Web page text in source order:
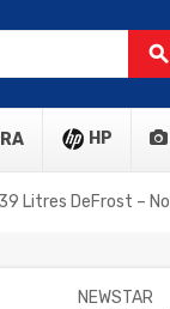
search
HP
Litres DeFrost –
NEWSTAR